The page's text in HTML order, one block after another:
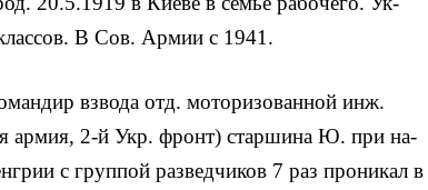
В Сов. Армии с 1941.
взвода отд. моторизованной инж.
армия, 2-й Укр. фронт) старшина Ю. при на­
с группой разведчиков 7 раз проникал в